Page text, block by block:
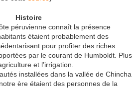
Histoire
péruvienne connaît la présence
étaient probablement des
pour profiter des riches
par le courant de Humboldt. Plus
et l’irrigation.
installées dans la vallée de Chincha
ère étaient des personnes de la